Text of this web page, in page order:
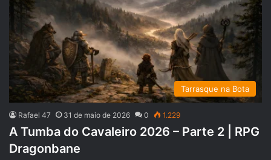
Tarrasque na Bota
Rafael 47 31 de maio de 2026 0 1.229
A Tumba do Cavaleiro 2026 – Parte 2 | RPG
Dragonbane